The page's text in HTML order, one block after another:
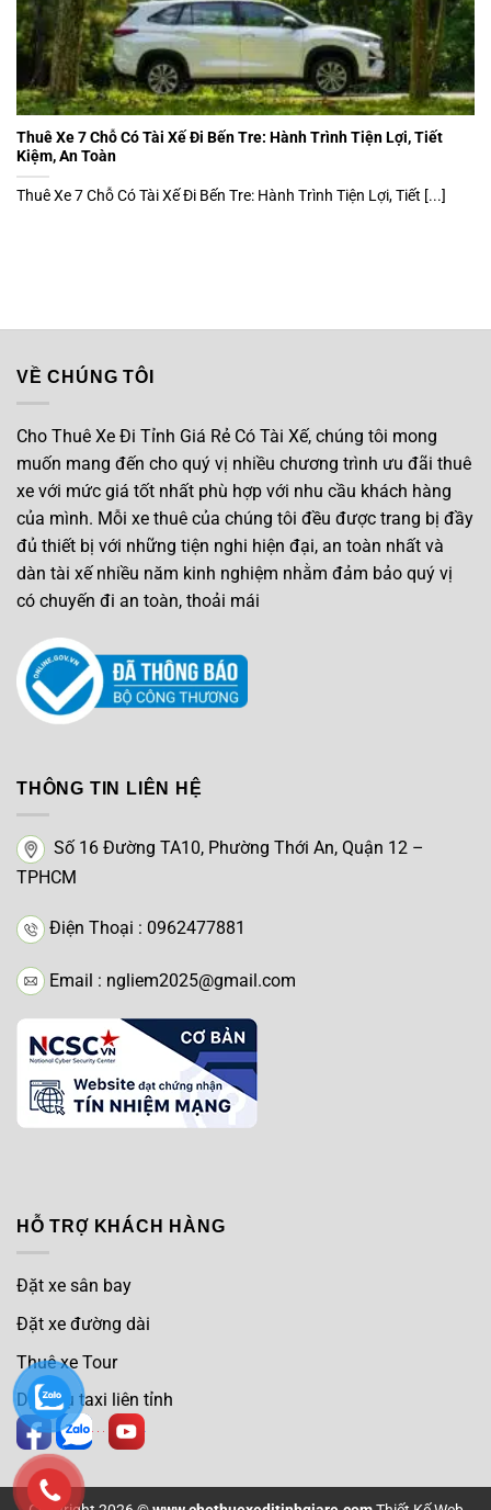
Thuê Xe 7 Chỗ Có Tài Xế Đi Bến Tre: Hành Trình Tiện Lợi, Tiết
Kiệm, An Toàn
Thuê Xe 7 Chỗ Có Tài Xế Đi Bến Tre: Hành Trình Tiện Lợi, Tiết [...]
VỀ CHÚNG TÔI
Cho Thuê Xe Đi Tỉnh Giá Rẻ Có Tài Xế, chúng tôi mong
muốn mang đến cho quý vị nhiều chương trình ưu đãi thuê
xe với mức giá tốt nhất phù hợp với nhu cầu khách hàng
của mình. Mỗi xe thuê của chúng tôi đều được trang bị đầy
đủ thiết bị với những tiện nghi hiện đại, an toàn nhất và
dàn tài xế nhiều năm kinh nghiệm nhằm đảm bảo quý vị
có chuyến đi an toàn, thoải mái
THÔNG TIN LIÊN HỆ
Số 16 Đường TA10, Phường Thới An, Quận 12 –
TPHCM
Điện Thoại : 0962477881
Email : ngliem2025@gmail.com
HỖ TRỢ KHÁCH HÀNG
Đặt xe sân bay
Đặt xe đường dài
Thuê xe Tour
Dịch vụ taxi liên tỉnh